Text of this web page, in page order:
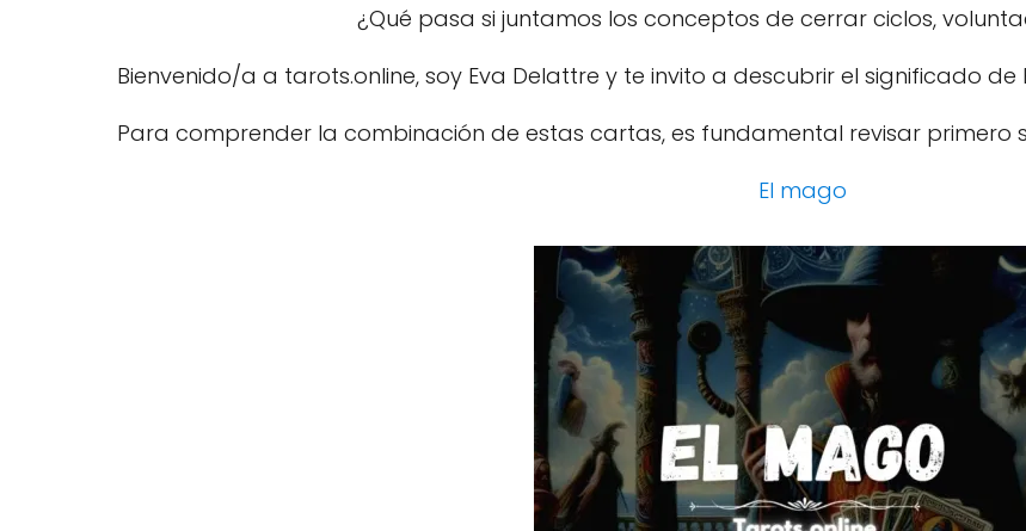
¿Qué pasa si juntamos los conceptos de cerrar ciclos,
Bienvenido/a a tarots.online, soy Eva Delattre y te invito a descubrir el significado de
Para comprender la combinación de estas cartas, es fundamental revisar primero
El mago